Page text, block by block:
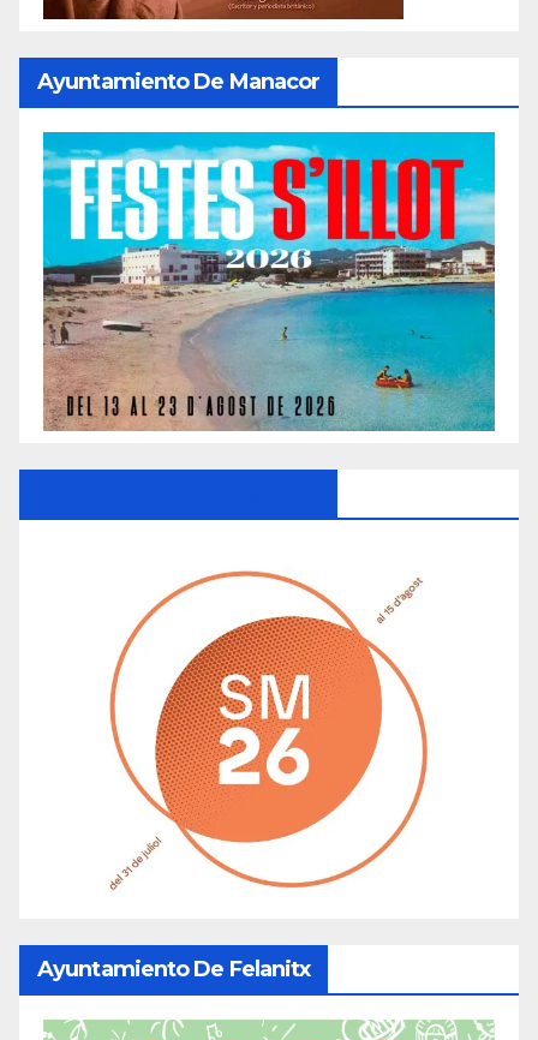
Ayuntamiento De Manacor
Ayuntamiento De Felanitx